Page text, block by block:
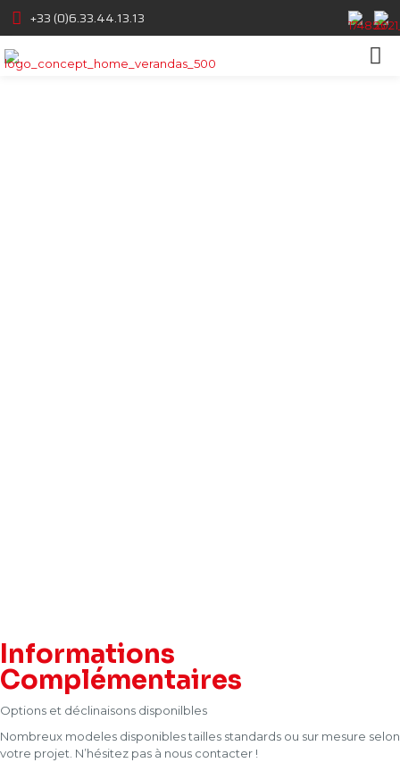
+33 (0)6.33.44.13.13
Informations
Complémentaires
Options et déclinaisons disponilbles
Nombreux modeles disponibles tailles standards ou sur mesure selon
votre projet. N’hésitez pas à nous contacter !